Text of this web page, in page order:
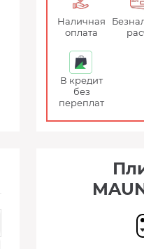
Наличная
оплата
В кредит
без
переплат